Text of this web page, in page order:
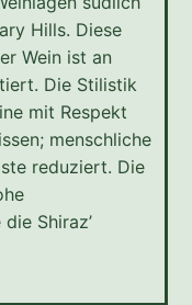
Hills. Diese
Wein ist an
Die Stilistik
mit Respekt
menschliche
reduziert. Die
Shiraz’